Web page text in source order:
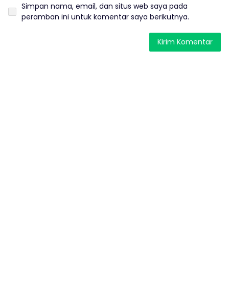
Simpan nama, email, dan situs web saya pada
peramban ini untuk komentar saya berikutnya.